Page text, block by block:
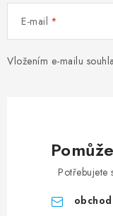
E-mail
Vložením e-mailu
Potřebujete
obchod